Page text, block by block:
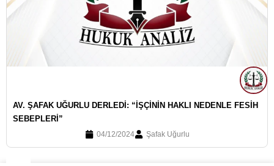
AV. ŞAFAK UĞURLU DERLEDI: “İŞÇININ HAKLI NEDENLE FESIH
SEBEPLERI”
04/12/2024 Şafak Uğurlu